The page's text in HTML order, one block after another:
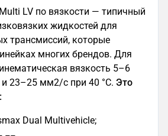
LV по вязкости — типичный
жидкостей для
трансмиссий, которые
многих брендов. Для
вязкость 5–6
23–25 мм2/с при 40 °С. Это
Dual Multivehicle;